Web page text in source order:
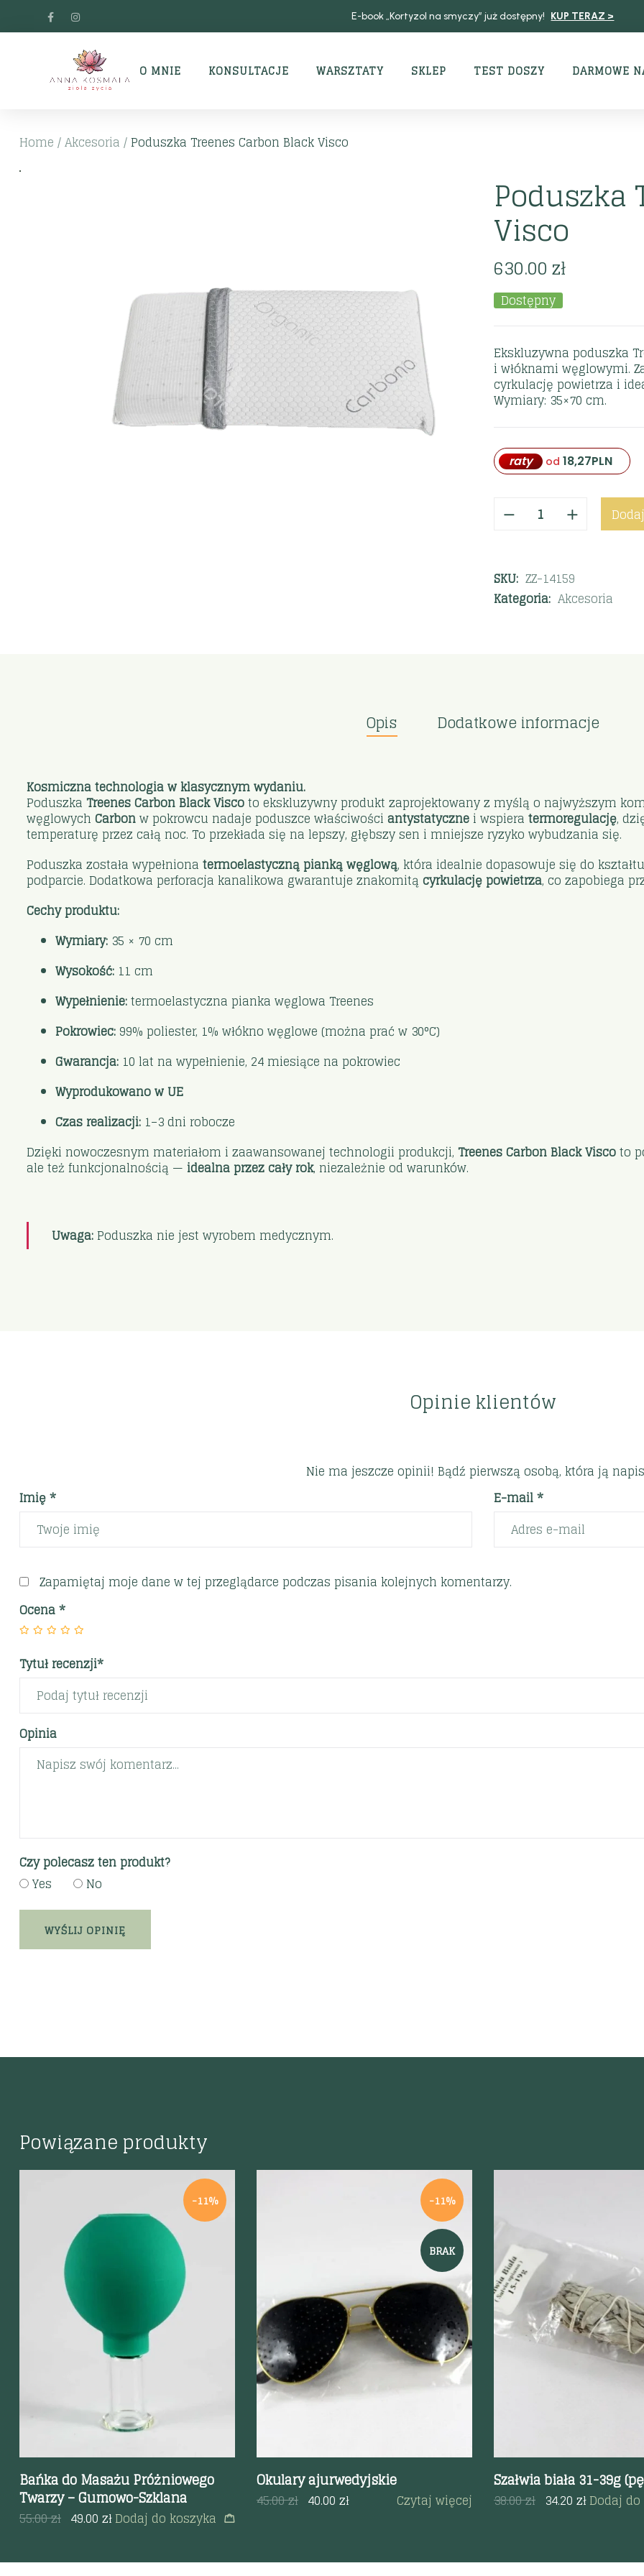
E-book „Kortyzol na smyczy” już dostępny! KUP TERAZ >
O MNIE KONSULTACJE WARSZTATY SKLEP TEST DOSZY DARMOWE
Home /Akcesoria / Poduszka Treenes Carbon Black Visco
Poduszka
Visco
630.00zł
Dostępny
Ekskluzywna poduszka
i włóknami węglowymi.
cyrkulację powietrza i
Wymiary: 35×70 cm.
raty od 18,27PLN
SKU: ZZ-14159
Kategoria: Akcesoria
Opis Dodatkowe informacje
Kosmiczna technologia w klasycznym wydaniu.
Poduszka Treenes Carbon Black Viscoto ekskluzywny produkt zaprojektowany z myślą o najwyższym
węglowych Carbonw pokrowcu nadaje poduszce właściwości antystatyczne i wspiera termoregulację,
temperaturę przez całą noc. To przekłada się na lepszy, głębszy sen i mniejsze ryzyko wybudzania się.
Poduszka została wypełniona termoelastyczną pianką węglową, która idealnie dopasowuje się do
podparcie. Dodatkowa perforacja kanalikowa gwarantuje znakomitą cyrkulację powietrza, co zapobiega
Cechy produktu:
Wymiary: 35 × 70 cm
Wysokość: 11 cm
Wypełnienie:termoelastyczna pianka węglowa Treenes
Pokrowiec:99% poliester, 1% włókno węglowe (można prać w 30°C)
Gwarancja: 10 lat na wypełnienie, 24 miesiące na pokrowiec
Wyprodukowano w UE
Czas realizacji: 1–3 dni robocze
Dzięki nowoczesnym materiałom i zaawansowanej technologii produkcji, Treenes Carbon Black Viscoto
ale też funkcjonalnością — idealna przez cały rok, niezależnie od warunków.
Uwaga: Poduszka nie jest wyrobem medycznym.
Opinie klientów
Nie ma jeszcze opinii! Bądź pierwszą osobą, która ją
Imię *
E-mail *
Zapamiętaj moje dane w tej przeglądarce podczas pisania kolejnych komentarzy.
Ocena*
Tytuł recenzji*
Opinia
Czy polecasz ten produkt?
Yes
No
Powiązane produkty
-11%
Szybki podgląd
Bańka do Masażu Próżniowego
Twarzy – Gumowo-Szklana
55.00zł 49.00 złDodaj do koszyka
-11%
BRAK
Szybki podgląd
Okulary ajurwedyjskie
45.00zł 40.00 zł Czytaj więcej
Szybki podgląd
Szałwia biała 31-39g
38.00zł 34.20 złDodaj